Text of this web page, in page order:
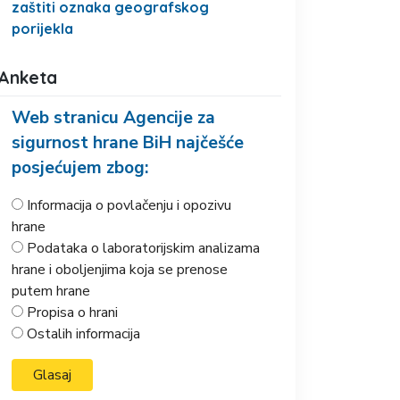
zaštiti oznaka geografskog
porijekla
Web stranicu Agencije za
sigurnost hrane BiH najčešće
posjećujem zbog:
Informacija o povlačenju i opozivu
hrane
Podataka o laboratorijskim analizama
hrane i oboljenjima koja se prenose
putem hrane
Propisa o hrani
Ostalih informacija